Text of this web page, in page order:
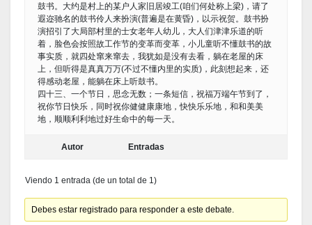
鼓书。大约是村上的某户人家旧居竣工(咱们何处称上梁)，请了
遐迩驰名的鼓书伶人来扮演(普遍是在黄昏)，以示祝贺。鼓书扮
演招引了大局部村里的士女老年人幼儿，大人们津津乐道的听
着，脸色会按照故工作节的变革而变革，小儿童听不懂鼓书的故
事实质，就四处窜来窜去，我犹如是没有去看，躺在老屋的床
上，但听得是真真万万(不过不懂内里的实质)，此刻想起来，还
得感动老屋，能躺在床上听鼓书。
四十三、一个节日，思念无数；一条短信，祝福万端午节到了，
祝你节日快乐，同时祝你健健康康地，快快乐乐地，和和美美
地，顺顺利利地过好生命中的每一天。
Autor Entradas
Viendo 1 entrada (de un total de 1)
Debes estar registrado para responder a este debate.